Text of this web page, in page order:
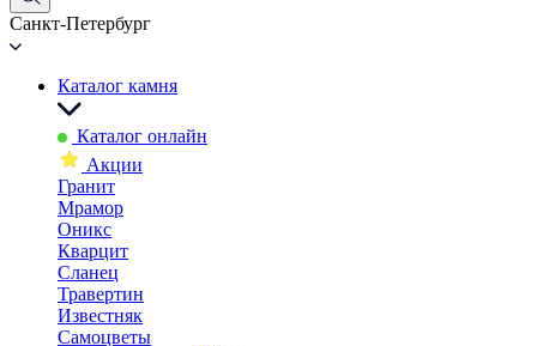
Санкт-Петербург
Каталог камня
Каталог онлайн
Акции
Гранит
Мрамор
Оникс
Кварцит
Сланец
Травертин
Известняк
Самоцветы